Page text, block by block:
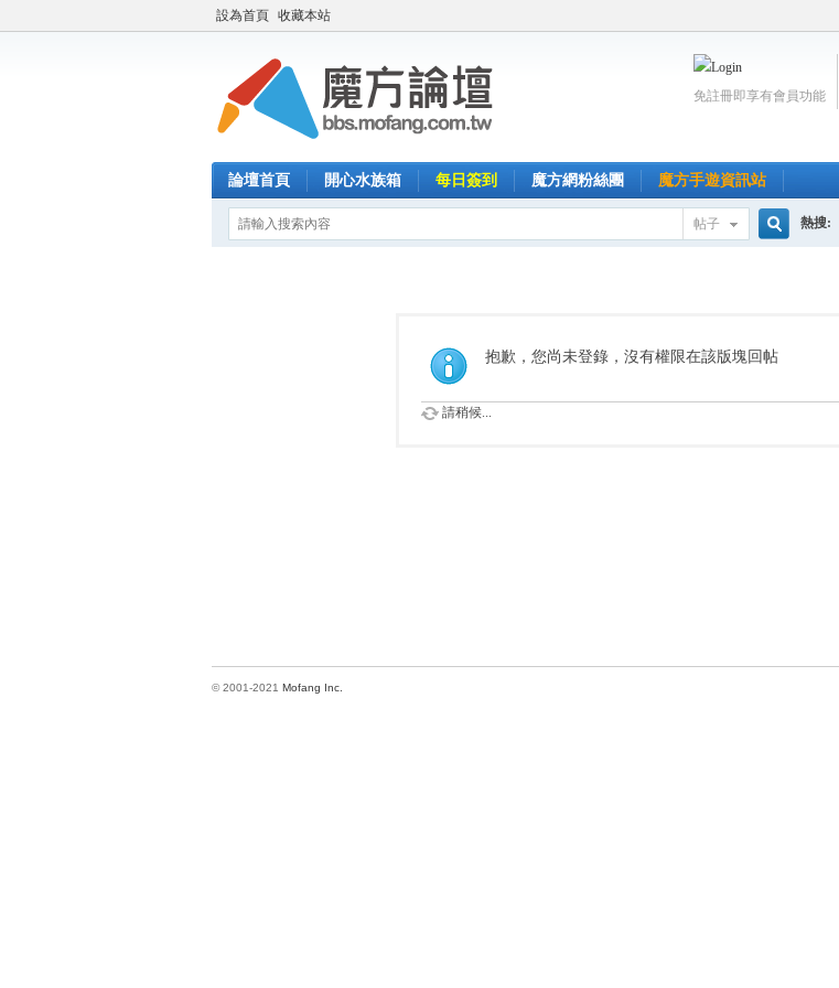
設為首頁 收藏本站
免註冊即享有會員功能
論壇首頁 開心水族箱 每日簽到 魔方網粉絲團 魔方手遊資訊站
帖子
索
熱搜:
抱歉，您尚未登錄，沒有權限在該版塊回帖
請稍候...
© 2001-2021 Mofang Inc.